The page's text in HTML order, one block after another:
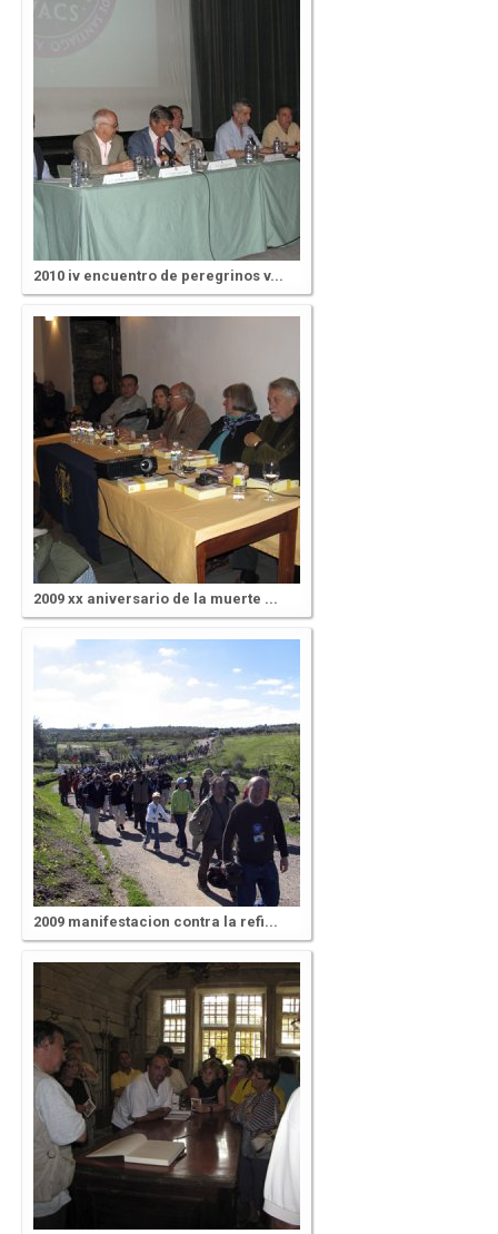
2010 iv encuentro de peregrinos v...
2009 xx aniversario de la muerte ...
2009 manifestacion contra la refi...